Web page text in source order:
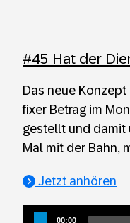
#45 Hat der
Das neue
fixer Betrag im
gestellt und damit
Mal mit der Bahn,
Jetzt anhören
Audio
Current
00:00